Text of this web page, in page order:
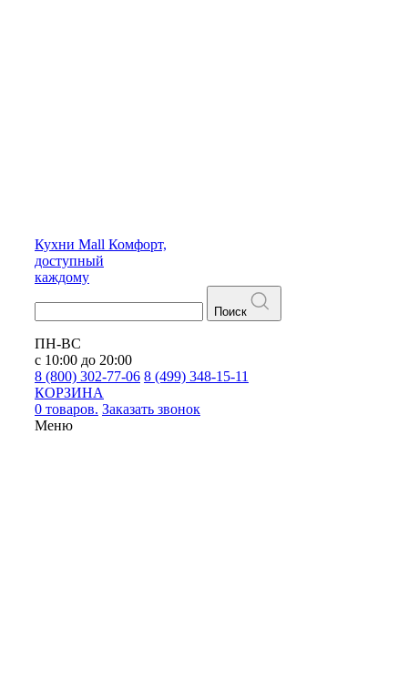
Кухни Mall Комфорт,
доступный
каждому
Поиск
ПН-ВС
с 10:00 до 20:00
8 (800) 302-77-06 8 (499) 348-15-11
КОРЗИНА
0 товаров. Заказать звонок
Меню